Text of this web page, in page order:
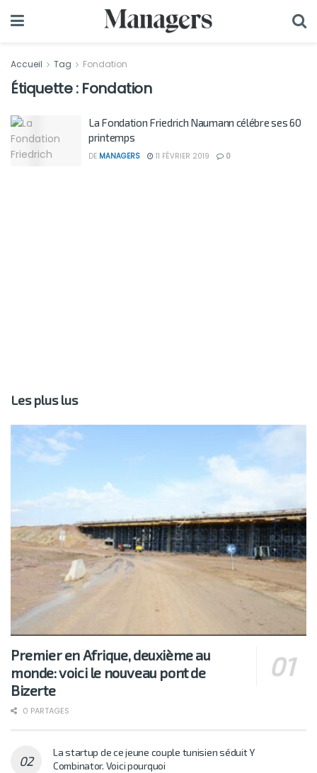
Accueil Tag Fondation
Étiquette : Fondation
La Fondation Friedrich Naumann célébre ses 60
printemps
DE MANAGERS 11 FÉVRIER 2019 0
Les plus lus
Premier en Afrique, deuxième au
monde: voici le nouveau pont de
Bizerte
0 PARTAGES
La startup de ce jeune couple tunisien séduit Y
Combinator. Voici pourquoi